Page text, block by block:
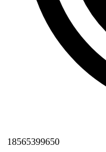
18565399650